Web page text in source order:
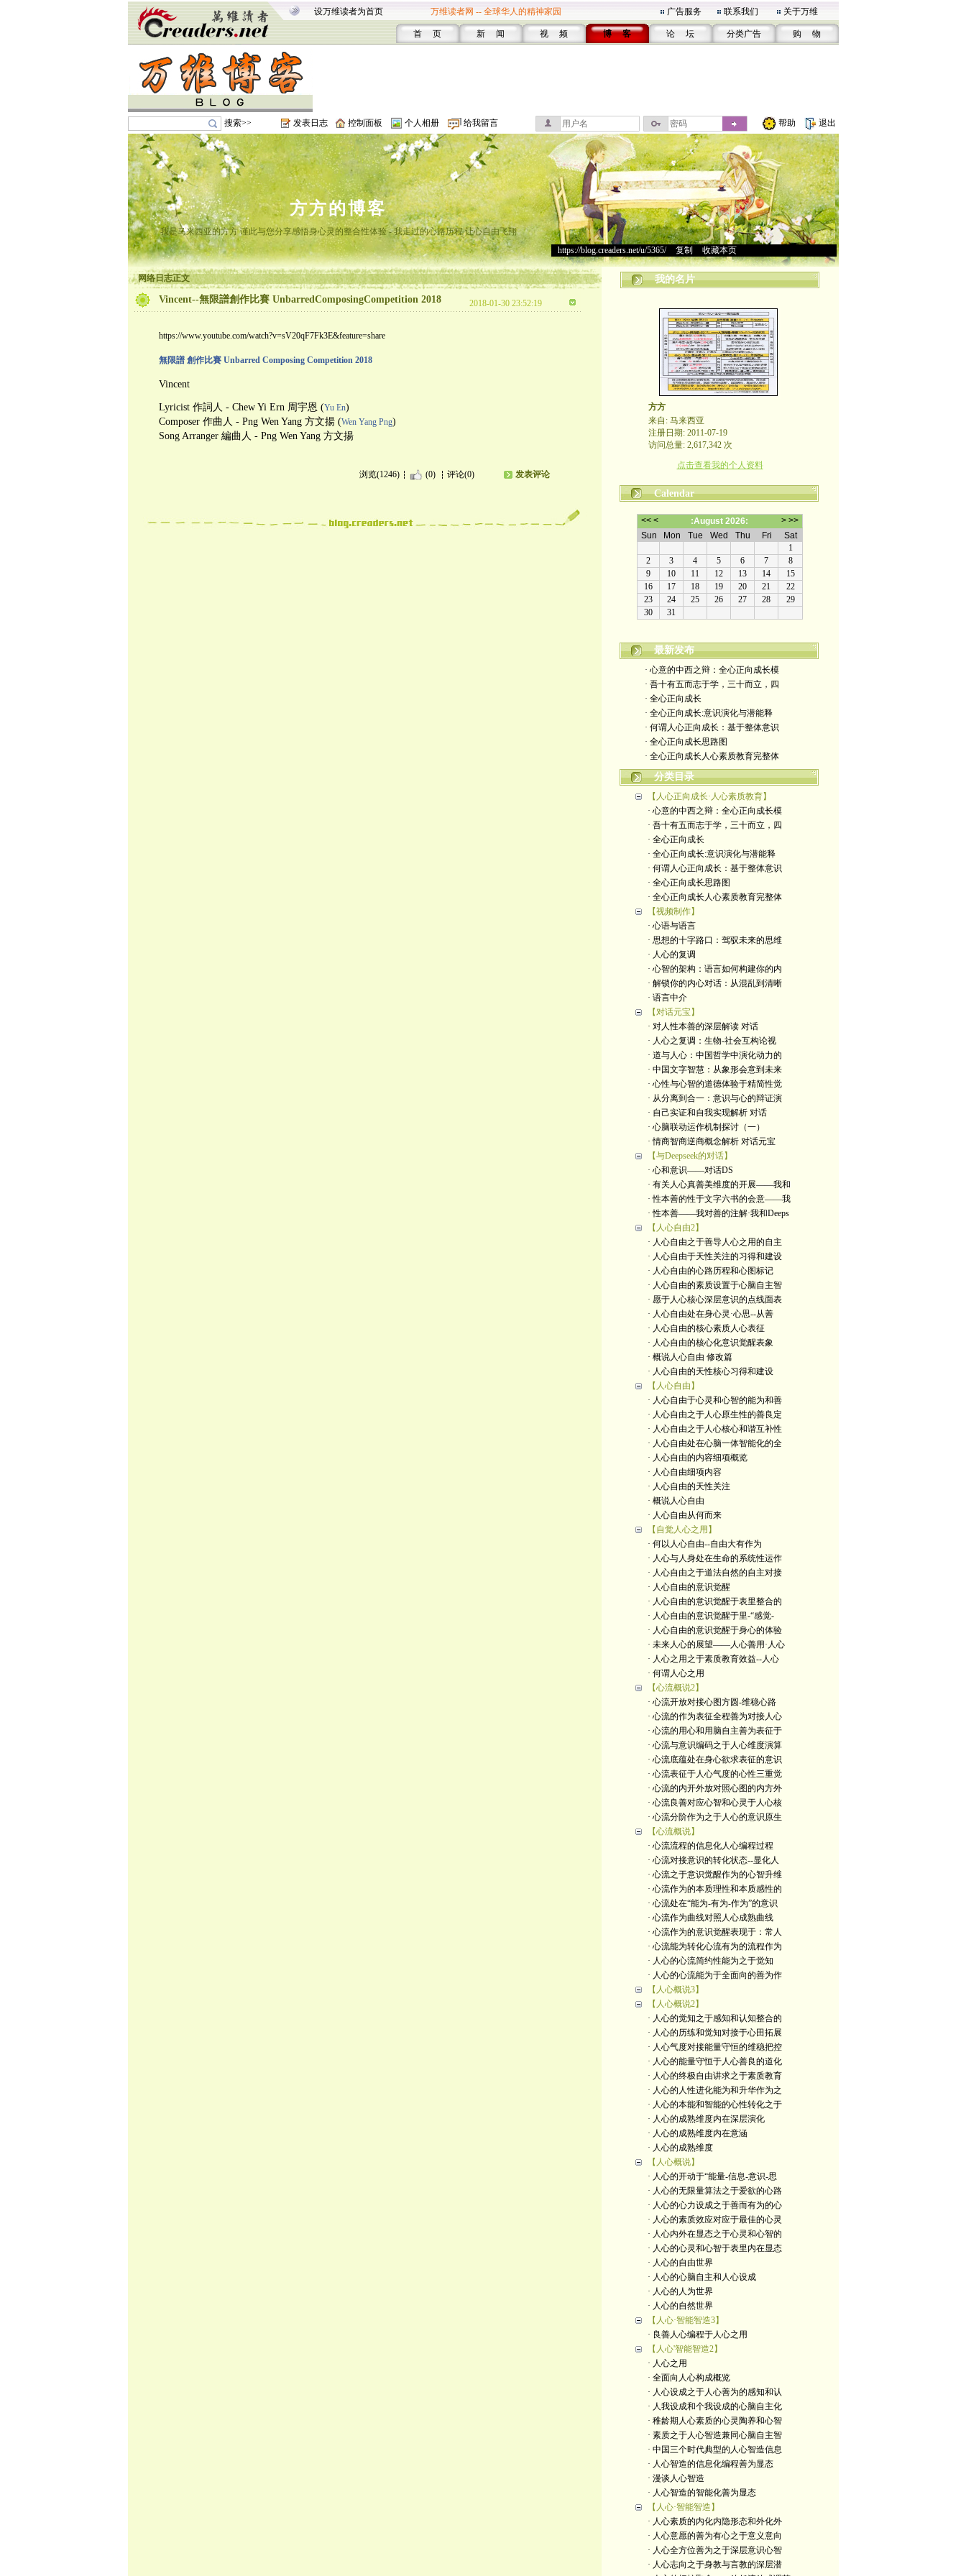
设万维读者为首页 万维读者网 -- 全球华人的精神家园 广告服务 联系我们 关于万维
首 页 新 闻 视 频 博 客 论 坛 分类广告 购 物
搜索>> 发表日志 控制面板 个人相册 给我留言 帮助 退出
方方的博客
我是马来西亚的方方 谨此与您分享感悟身心灵的整合性体验 - 我走过的心路历程 让心自由飞翔
https://blog.creaders.net/u/5365/> 复制 收藏本页
网络日志正文
Vincent--無限譜創作比賽 UnbarredComposingCompetition 2018 2018-01-30 23:52:19
https://www.youtube.com/watch?v=sV20qF7Fk3E&feature=share
無限譜 創作比賽 Unbarred Composing Competition 2018
Vincent
Lyricist 作詞人 - Chew Yi Ern 周宇恩 (Yu En)
Composer 作曲人 - Png Wen Yang 方文揚 (Wen Yang Png)
Song Arranger 編曲人 - Png Wen Yang 方文揚
浏览(1246) (0) 评论(0) 发表评论
我的名片
方方
来自: 马来西亚
注册日期: 2011-07-19
访问总量: 2,617,342 次
点击查看我的个人资料
Calendar
最新发布
· 心意的中西之辩：全心正向成长模
· 吾十有五而志于学，三十而立，四
· 全心正向成长
· 全心正向成长:意识演化与潜能释
· 何谓人心正向成长：基于整体意识
· 全心正向成长思路图
· 全心正向成长人心素质教育完整体
分类目录
【人心正向成长·人心素质教育】
· 心意的中西之辩：全心正向成长模
· 吾十有五而志于学，三十而立，四
· 全心正向成长
· 全心正向成长:意识演化与潜能释
· 何谓人心正向成长：基于整体意识
· 全心正向成长思路图
· 全心正向成长人心素质教育完整体
【视频制作】
· 心语与语言
· 思想的十字路口：驾驭未来的思维
· 人心的复调
· 心智的架构：语言如何构建你的内
· 解锁你的内心对话：从混乱到清晰
· 语言中介
【对话元宝】
· 对人性本善的深层解读 对话
· 人心之复调：生物-社会互构论视
· 道与人心：中国哲学中演化动力的
· 中国文字智慧：从象形会意到未来
· 心性与心智的道德体验于精简性觉
· 从分离到合一：意识与心的辩证演
· 自己实证和自我实现解析 对话
· 心脑联动运作机制探讨（一）
· 情商智商逆商概念解析 对话元宝
【与Deepseek的对话】
· 心和意识——对话DS
· 有关人心真善美维度的开展——我和
· 性本善的性于文字六书的会意——我
· 性本善——我对善的注解·我和Deeps
【人心自由2】
· 人心自由之于善导人心之用的自主
· 人心自由于天性关注的习得和建设
· 人心自由的心路历程和心图标记
· 人心自由的素质设置于心脑自主智
· 愿于人心核心深层意识的点线面表
· 人心自由处在身心灵·心思--从善
· 人心自由的核心素质人心表征
· 人心自由的核心化意识觉醒表象
· 概说人心自由 修改篇
· 人心自由的天性核心习得和建设
【人心自由】
· 人心自由于心灵和心智的能为和善
· 人心自由之于人心原生性的善良定
· 人心自由之于人心核心和谐互补性
· 人心自由处在心脑一体智能化的全
· 人心自由的内容细项概览
· 人心自由细项内容
· 人心自由的天性关注
· 概说人心自由
· 人心自由从何而来
【自觉人心之用】
· 何以人心自由--自由大有作为
· 人心与人身处在生命的系统性运作
· 人心自由之于道法自然的自主对接
· 人心自由的意识觉醒
· 人心自由的意识觉醒于表里整合的
· 人心自由的意识觉醒于里-“感觉-
· 人心自由的意识觉醒于身心的体验
· 未来人心的展望——人心善用·人心
· 人心之用之于素质教育效益--人心
· 何谓人心之用
【心流概说2】
· 心流开放对接心图方圆-维稳心路
· 心流的作为表征全程善为对接人心
· 心流的用心和用脑自主善为表征于
· 心流与意识编码之于人心维度演算
· 心流底蕴处在身心欲求表征的意识
· 心流表征于人心气度的心性三重觉
· 心流的内开外放对照心图的内方外
· 心流良善对应心智和心灵于人心核
· 心流分阶作为之于人心的意识原生
【心流概说】
· 心流流程的信息化人心编程过程
· 心流对接意识的转化状态--显化人
· 心流之于意识觉醒作为的心智升维
· 心流作为的本质理性和本质感性的
· 心流处在“能为-有为-作为”的意识
· 心流作为曲线对照人心成熟曲线
· 心流作为的意识觉醒表现于：常人
· 心流能为转化心流有为的流程作为
· 人心的心流简约性能为之于觉知
· 人心的心流能为于全面向的善为作
【人心概说3】
【人心概说2】
· 人心的觉知之于感知和认知整合的
· 人心的历练和觉知对接于心田拓展
· 人心气度对接能量守恒的维稳把控
· 人心的能量守恒于人心善良的道化
· 人心的终极自由讲求之于素质教育
· 人心的人性进化能为和升华作为之
· 人心的本能和智能的心性转化之于
· 人心的成熟维度内在深层演化
· 人心的成熟维度内在意涵
· 人心的成熟维度
【人心概说】
· 人心的开动于“能量-信息-意识-思
· 人心的无限量算法之于爱欲的心路
· 人心的心力设成之于善而有为的心
· 人心的素质效应对应于最佳的心灵
· 人心内外在显态之于心灵和心智的
· 人心的心灵和心智于表里内在显态
· 人心的自由世界
· 人心的心脑自主和人心设成
· 人心的人为世界
· 人心的自然世界
【人心·智能智造3】
· 良善人心编程于人心之用
【人心'智能智造2】
· 人心之用
· 全面向人心构成概览
· 人心设成之于人心善为的感知和认
· 人我设成和个我设成的心脑自主化
· 稚龄期人心素质的心灵陶养和心智
· 素质之于人心智造兼同心脑自主智
· 中国三个时代典型的人心智造信息
· 人心智造的信息化编程善为显态
· 漫谈人心智造
· 人心智造的智能化善为显态
【人心·智能智造】
· 人心素质的内化内隐形态和外化外
· 人心意愿的善为有心之于意义意向
· 人心全方位善为之于深层意识心智
· 人心志向之于身教与言教的深层潜